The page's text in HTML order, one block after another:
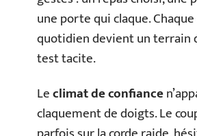
une porte qui claque.
quotidien devient un terrain
test tacite.
Leclimat de confiance
claquement de doigts. Le